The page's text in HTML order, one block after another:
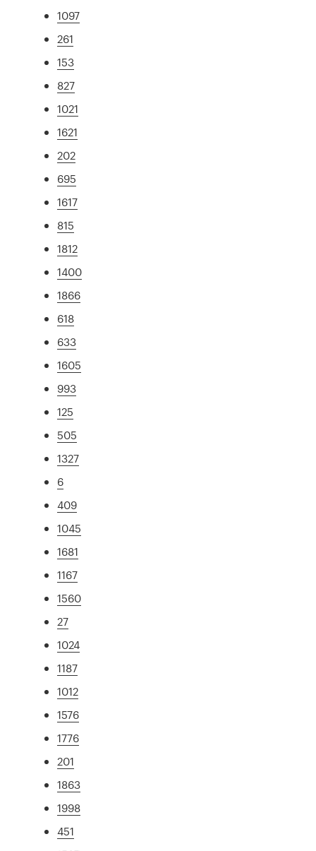
1097
261
153
827
1021
1621
202
695
1617
815
1812
1400
1866
618
633
1605
993
125
505
1327
6
409
1045
1681
1167
1560
27
1024
1187
1012
1576
1776
201
1863
1998
451